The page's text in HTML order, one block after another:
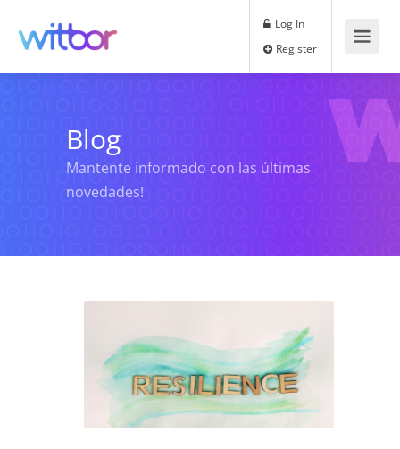
Log In
Blog
Mantente informado con las últimas
novedades!